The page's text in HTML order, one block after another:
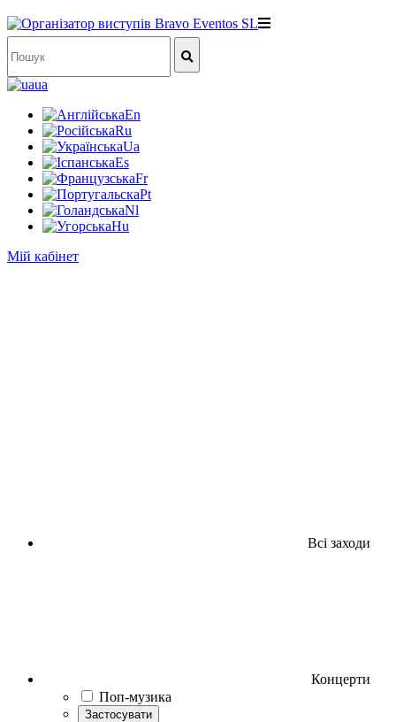
ua
En
Ru
Ua
Es
Fr
Pt
Nl
Hu
Мій кабінет
Всі заходи
Концерти
Поп-музика
Застосувати